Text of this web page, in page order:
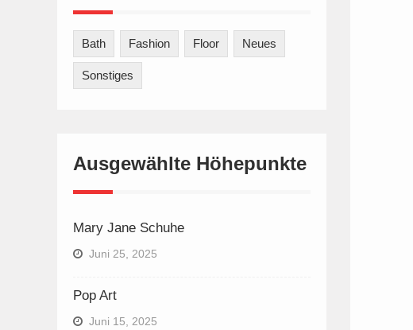
Bath Fashion Floor Neues
Sonstiges
Ausgewählte Höhepunkte
Mary Jane Schuhe
Juni 25, 2025
Pop Art
Juni 15, 2025